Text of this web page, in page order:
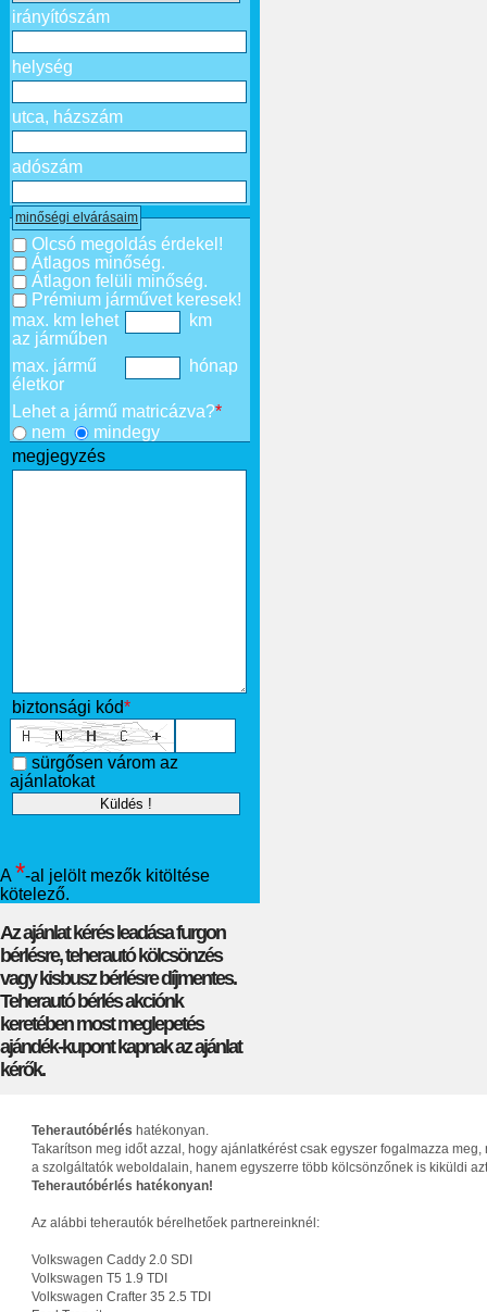
irányítószám
helység
utca, házszám
adószám
minőségi elvárásaim
Olcsó megoldás érdekel!
Átlagos minőség.
Átlagon felüli minőség.
Prémium járművet keresek!
max. km lehet
az járműben
km
max. jármű
életkor
hónap
Lehet a jármű matricázva?*
nem
mindegy
megjegyzés
biztonsági kód*
sürgősen várom az
ajánlatokat
A *-al jelölt mezők kitöltése
kötelező.
Az ajánlat kérés leadása furgon
bérlésre, teherautó kölcsönzés
vagy kisbusz bérlésre díjmentes.
Teherautó bérlés akciónk
keretében most meglepetés
ajándék-kupont kapnak az ajánlat
kérők.
Teherautóbérlés hatékonyan.
Takarítson meg időt azzal, hogy ajánlatkérést csak egyszer fogalmazza
a szolgáltatók weboldalain, hanem egyszerre több kölcsönzőnek is kiküldi
Teherautóbérlés hatékonyan!
Az alábbi teherautók bérelhetőek partnereinknél:
Volkswagen Caddy 2.0 SDI
Volkswagen T5 1.9 TDI
Volkswagen Crafter 35 2.5 TDI